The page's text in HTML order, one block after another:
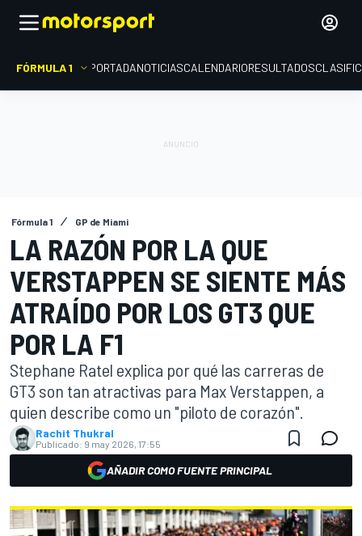
FÓRMULA 1 PORTADANOTICIASCALENDARIORESULTADOS
Fórmula 1 GP de Miami
LA RAZÓN POR LA QUE
VERSTAPPEN SE SIENTE MÁS
ATRAÍDO POR LOS GT3 QUE
POR LA F1
Stephane Ratel explica por qué las carreras de
GT3 son tan atractivas para Max Verstappen, a
quien describe como un "piloto de corazón".
Rachit Thukral
Publicado: 9 may 2026, 17:55
AÑADIR COMO FUENTE PRINCIPAL